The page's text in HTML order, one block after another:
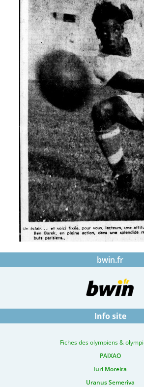
bwin.fr
Info site
Fiches des olympiens &
PAIXAO
Iuri Moreira
Uranus Semeriva